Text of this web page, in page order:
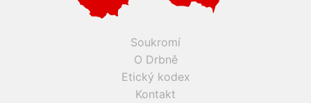
Soukromí
O Drbně
Etický kodex
Kontakt